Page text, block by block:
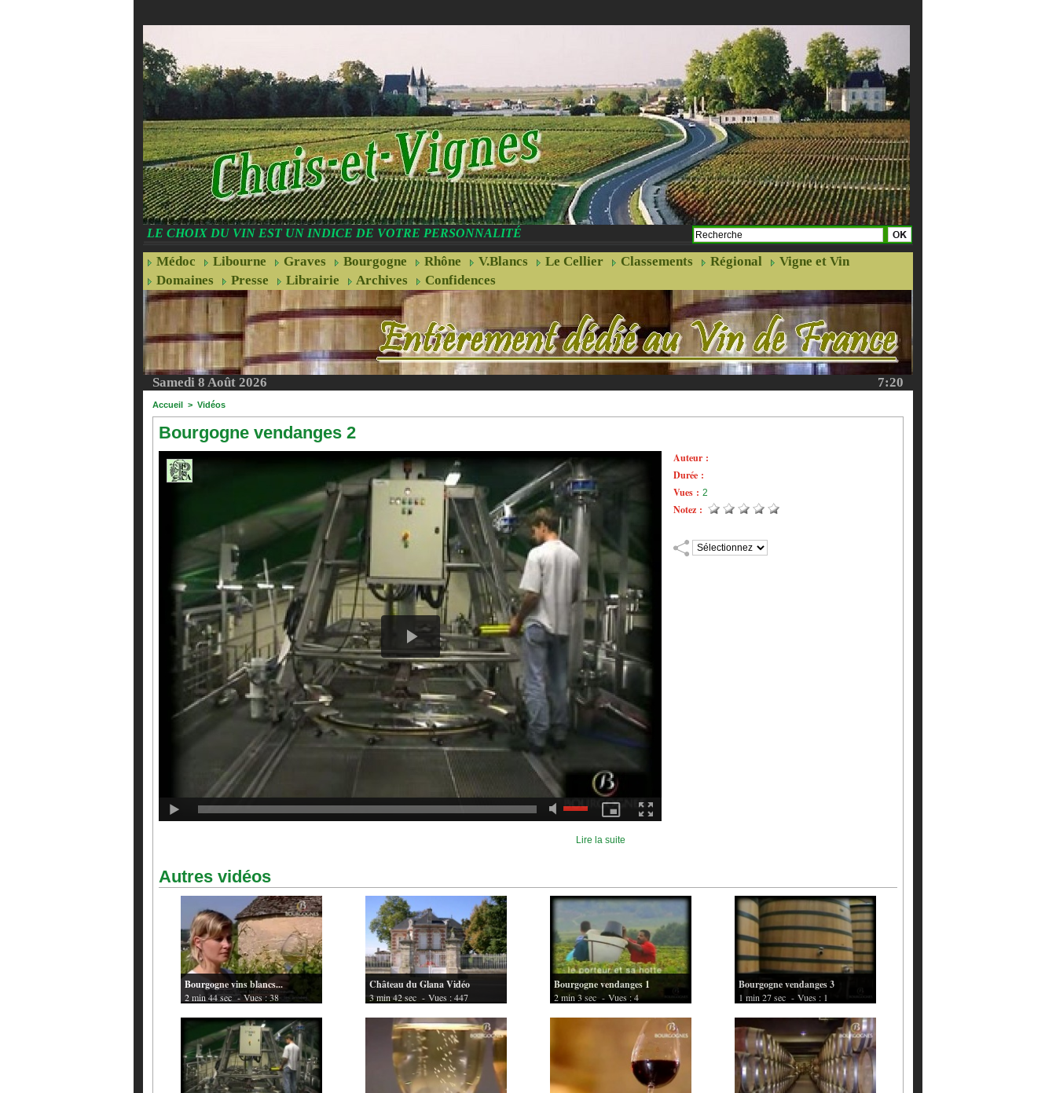
LE CHOIX DU VIN EST UN INDICE DE VOTRE PERSONNALITÉ
Médoc Libourne Graves Bourgogne Rhône V.Blancs Le Cellier Classements Régional
Vigne et Vin
Domaines
Presse Librairie Archives Confidences
Samedi 8 Août 2026 7:20
Accueil > Vidéos
Bourgogne vendanges 2
Auteur :
Durée :
Vues : 2
Notez :
Lire la suite
Autres vidéos
Bourgogne vins blancs...
2 min 44 sec- Vues : 38
Château du Glana Vidéo
3 min 42 sec - Vues : 447
Bourgogne vendanges 1
2 min 3 sec - Vues : 4
Bourgogne vendanges 3
1 min 27 sec - Vues : 1